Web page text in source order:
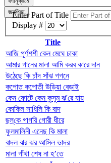
জনপ্রিয়
Enter Part of Title
Display #
Title
আজি পূর্ণশশী কেন মেঘে ঢাকা
আমার গানের মালা আমি করব কারে দান
উঠেছে কি চাঁদ সাঁঝ গগনে
কপোত কপোতী উড়িয়া বেড়াই
কেন ফোটে কেন কুসুম ঝ'রে যায়
কোকিল সাধিলি কি বাদ
ছল্‌কে গাগরি গোরী ধীরে
ফুলমালিনী এনেছ কি মালা
বাদল ঝর ঝর আসিল ভাদর
মালা গাঁথা শেষ না হ’তে